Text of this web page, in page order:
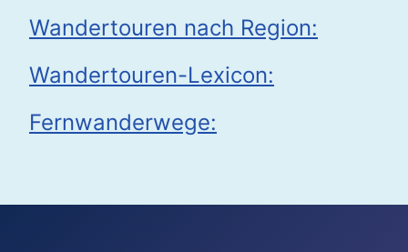
Wandertouren nach Region:
Wandertouren-Lexicon:
Fernwanderwege: